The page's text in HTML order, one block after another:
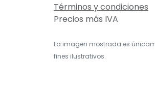
Términos y condiciones
Precios más IVA
La imagen mostrada es
fines ilustrativos.